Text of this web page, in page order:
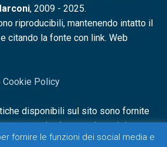
, 2009 - 2025.
riproducibili, mantenendo intatto il
citando la fonte con link. Web
Cookie Policy
disponibili sul sito sono fornite
non sono in alcun modo revisionate o
fornire le funzioni dei social media e